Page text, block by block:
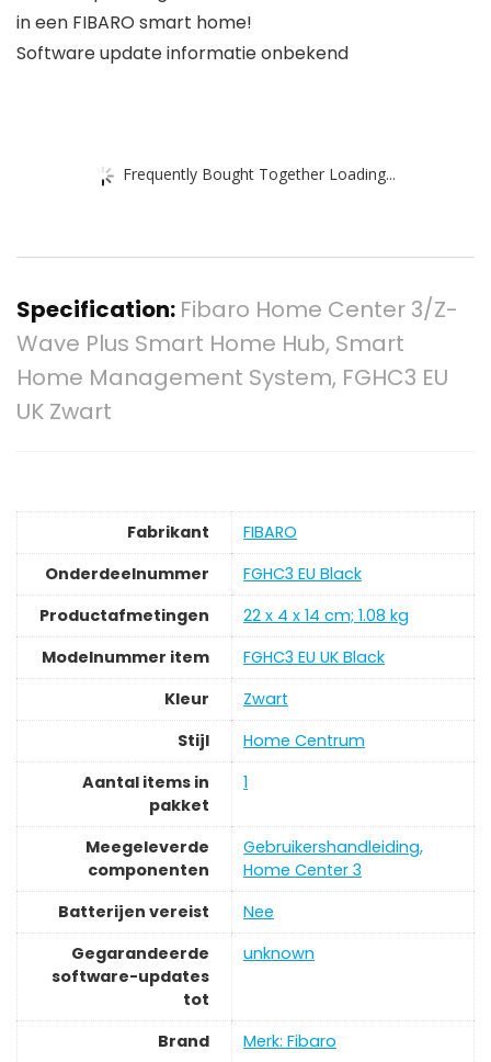
in een FIBARO smart home!
Software update informatie onbekend
Frequently Bought Together Loading...
Specification: Fibaro Home Center 3/Z-
Wave Plus Smart Home Hub, Smart
Home Management System, FGHC3 EU
UK Zwart
Fabrikant
‎FIBARO
Onderdeelnummer
‎FGHC3 EU Black
Productafmetingen
‎22 x 4 x 14 cm; 1.08 kg
Modelnummer item
‎FGHC3 EU UK Black
Kleur
‎Zwart
Stijl
‎Home Centrum
Aantal items in
pakket
‎1
Meegeleverde
componenten
‎Gebruikershandleiding,
Home Center 3
Batterijen vereist
‎Nee
Gegarandeerde
software-updates
tot
‎unknown
Brand Merk: Fibaro